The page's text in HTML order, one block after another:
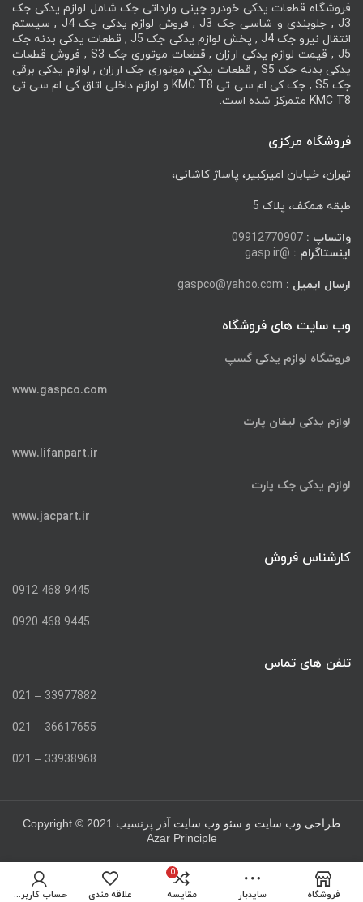
فروشگاه قطعات یدکی خودرو چینی وارداتی جک شامل لوازم یدکی جک
J3 , جلوبندی و شاسی جک J3 , فروش لوازم یدکی جک J4 , سیستم
انتقال نیرو جک J4 , پخش لوازم یدکی جک J5 , قطعات یدکی بدنه جک
J5 , قیمت لوازم یدکی ارزان , قطعات موتوری جک S3 , فروش قطعات
یدکی بدنه جک S5 , قطعات یدکی موتوری جک ارزان , لوازم یدکی برقی
جک S5 , جک کی ام سی تی KMC T8 و لوازم داخلی اتاق کی ام سی تی
KMC T8 متمرکز شده است.
فروشگاه مرکزی
تهران، خیابان امیرکبیر، پاساژ کاشانی،
طبقه همکف، پلاک 5
واتساپ : 09912770907
اینستاگرام : @gasp.ir
ارسال ایمیل : gaspco@yahoo.com
وب سایت های فروشگاه
فروشگاه لوازم یدکی گسپ
www.gaspco.com
لوازم یدکی لیفان پارت
www.lifanpart.ir
لوازم یدکی جک پارت
www.jacpart.ir
کارشناس فروش
9445 468 0912
9445 468 0920
تلفن های تماس
33977882 – 021
36617655 – 021
33938968 – 021
طراحی وب سایت و سئو وب سایت آذر پرنسیب Copyright © 2021
Azar Principle
فروشگاه سایدبار
0
مقایسه علاقه مندی حساب کاربری من